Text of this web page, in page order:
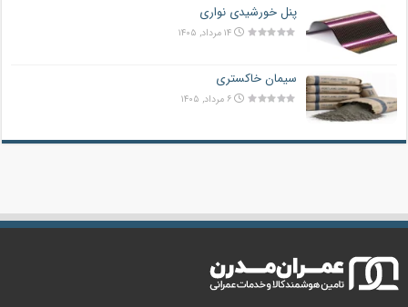
پنل خورشیدی نواری
۱۴ مرداد, ۱۴۰۵
سیمان خاکستری
۶ مرداد, ۱۴۰۵